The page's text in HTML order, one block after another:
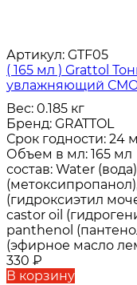
Артикул: GTF05
( 165 мл ) Grattol
увлажняющий
Вес: 0.185 кг
Бренд: GRATTOL
Срок годности: 24
Объем в мл: 165 мл
состав: Water
(гидроксиэтил
castor oil
panthenol
(эфирное масло
330 ₽
В корзину